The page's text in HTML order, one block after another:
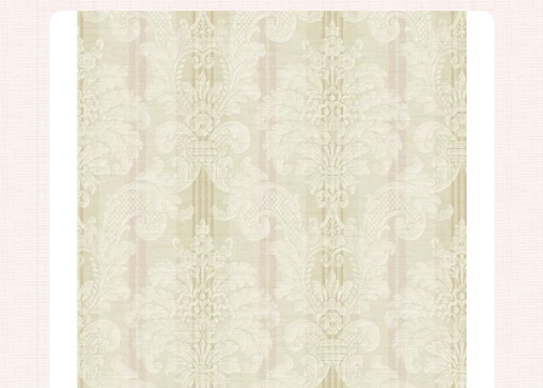
Коллекция:Vintage Charm
Длина рулона:
10.05
Ширина рулона:0.53
Материал покрытия:Акриловое
Страна:
Материал основы:Бумага
Раппорт:
53